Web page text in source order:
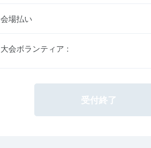
会場払い
大会ボランティア :
受付終了